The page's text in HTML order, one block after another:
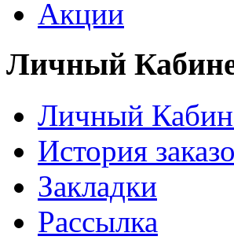
Акции
Личный
Личный
История
Закладки
Рассылка